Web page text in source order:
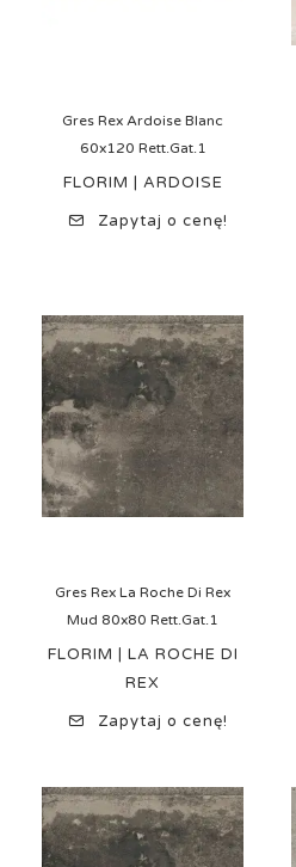
Gres Rex Ardoise Blanc
60x120 Rett.Gat.1
FLORIM | ARDOISE
Zapytaj o cenę!
Gres Rex La Roche Di Rex
Mud 80x80 Rett.Gat.1
FLORIM | LA ROCHE DI
REX
Zapytaj o cenę!